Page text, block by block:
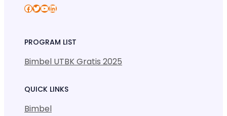
Facebook Twitter YouTube LinkedIn
PROGRAM LIST
Bimbel UTBK Gratis 2025
QUICK LINKS
Bimbel